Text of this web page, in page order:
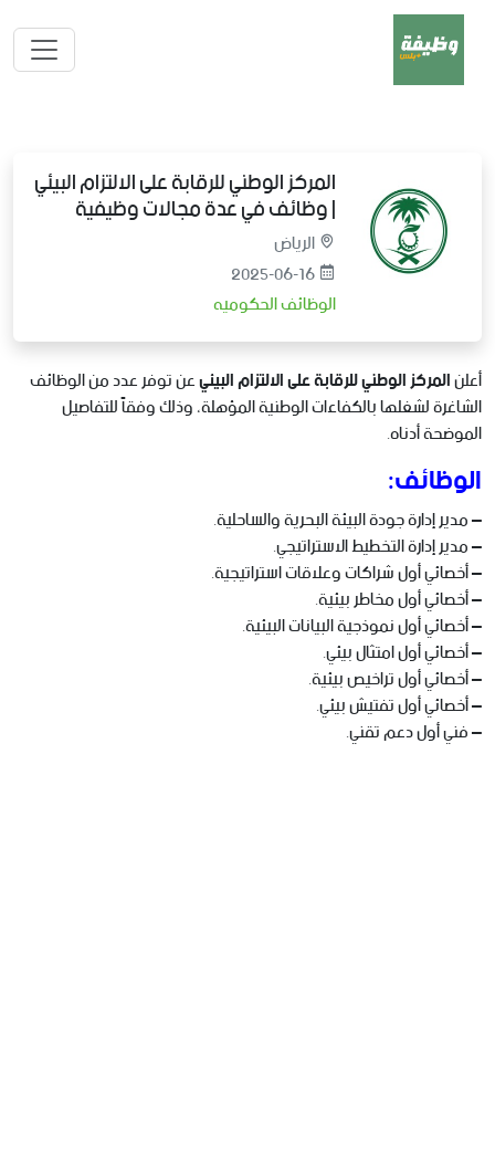
المركز الوطني للرقابة على الالتزام البيئي
| وظائف في عدة مجالات وظيفية
الرياض
2025-06-16
الوظائف الحكوميه
أعلنالمركز الوطني للرقابة على الالتزام البيئيعن توفر عدد من الوظائف
الشاغرة لشغلها بالكفاءات الوطنية المؤهلة، وذلك وفقاً للتفاصيل
الموضحة أدناه.
الوظائف:
– مدير إدارة جودة البيئة البحرية والساحلية.
– مدير إدارة التخطيط الاستراتيجي.
– أخصائي أول شراكات وعلاقات استراتيجية.
– أخصائي أول مخاطر بيئية.
– أخصائي أول نموذجية البيانات البيئية.
– أخصائي أول امتثال بيئي.
– أخصائي أول تراخيص بيئية.
– أخصائي أول تفتيش بيئي.
– فني أول دعم تقني.